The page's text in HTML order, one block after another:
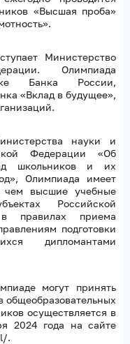
«Высшая проба»
Министерство
Олимпиада
Банка России,
«Вклад в будущее»,
науки и
Федерации «Об
школьников и их
Олимпиада имеет
высшие учебные
Российской
правилах приема
подготовки
дипломантами
могут принять
общеобразовательных
осуществляется в
2024 года на сайте
.